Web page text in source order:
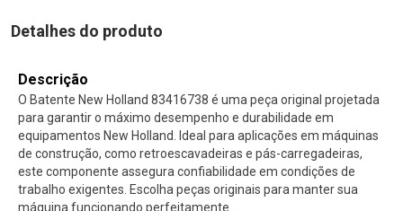
Detalhes do produto
Descrição
O Batente New Holland 83416738 é uma peça original projetada
para garantir o máximo desempenho e durabilidade em
equipamentos New Holland. Ideal para aplicações em máquinas
de construção, como retroescavadeiras e pás-carregadeiras,
este componente assegura confiabilidade em condições de
trabalho exigentes. Escolha peças originais para manter sua
máquina funcionando perfeitamente.